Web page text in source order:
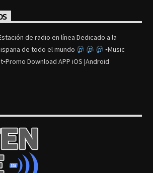
de radio en línea Dedicado a la
de todo el mundo
▪Music
Download APP iOS |Android